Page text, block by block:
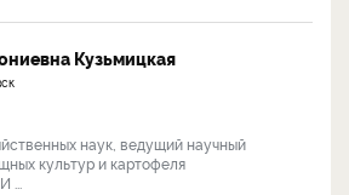
Кузьмицкая
наук, ведущий научный
культур и картофеля